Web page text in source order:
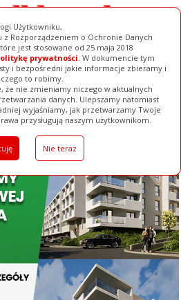
Użytkowniku,
Rozporządzeniem o Ochronie Danych
jest stosowane od 25 maja 2018
prywatności. W dokumencie tym
i bezpośredni jakie informacje zbieramy i
to robimy.
że nie zmieniamy niczego w aktualnych
danych. Ulepszamy natomiast
wyjaśniamy, jak przetwarzamy Twoje
przysługują naszym użytkownikom.
Nie teraz
Galerie Baza Firm Pełna Wersja